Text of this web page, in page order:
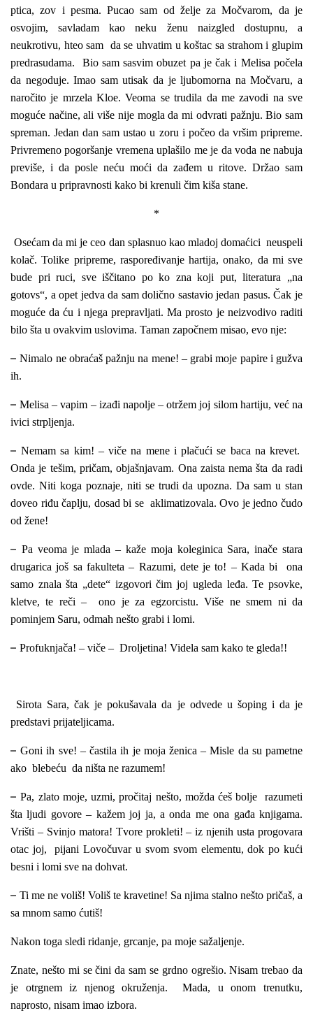
ptica, zov i pesma. Pucao sam od želje za Močvarom, da je
osvojim, savladam kao neku ženu naizgled dostupnu, a
neukrotivu, hteo sam da se uhvatim u koštac sa strahom i glupim
predrasudama. Bio sam sasvim obuzet pa je čak i Melisa počela
da negoduje. Imao sam utisak da je ljubomorna na Močvaru, a
naročito je mrzela Kloe. Veoma se trudila da me zavodi na sve
moguće načine, ali više nije mogla da mi odvrati pažnju. Bio sam
spreman. Jedan dan sam ustao u zoru i počeo da vršim pripreme.
Privremeno pogoršanje vremena uplašilo me je da voda ne nabuja
previše, i da posle neću moći da zađem u ritove. Držao sam
Bondara u pripravnosti kako bi krenuli čim kiša stane.
*
Osećam da mi je ceo dan splasnuo kao mladoj domaćici neuspeli
kolač. Tolike pripreme, raspoređivanje hartija, onako, da mi sve
bude pri ruci, sve iščitano po ko zna koji put, literatura „na
gotovs“, a opet jedva da sam dolično sastavio jedan pasus. Čak je
moguće da ću i njega prepravljati. Ma prosto je neizvodivo raditi
bilo šta u ovakvim uslovima. Taman započnem misao, evo nje:
–Nimalo ne obraćaš pažnju na mene! – grabi moje papire i gužva
ih.
–Melisa – vapim – izađi napolje – otržem joj silom hartiju, već na
ivici strpljenja.
–Nemam sa kim! – viče na mene i plačući se baca na krevet.
Onda je tešim, pričam, objašnjavam. Ona zaista nema šta da radi
ovde. Niti koga poznaje, niti se trudi da upozna. Da sam u stan
doveo riđu čaplju, dosad bi se aklimatizovala. Ovo je jedno čudo
od žene!
– Pa veoma je mlada – kaže moja koleginica Sara, inače stara
drugarica još sa fakulteta – Razumi, dete je to! – Kada bi ona
samo znala šta „dete“ izgovori čim joj ugleda leđa. Te psovke,
kletve, te reči – ono je za egzorcistu. Više ne smem ni da
pominjem Saru, odmah nešto grabi i lomi.
– Profuknjača! – viče – Droljetina! Videla sam kako te gleda!!
Sirota Sara, čak je pokušavala da je odvede u šoping i da je
predstavi prijateljicama.
–Goni ih sve! – častila ih je moja ženica – Misle da su pametne
ako blebeću da ništa ne razumem!
–Pa, zlato moje, uzmi, pročitaj nešto, možda ćeš bolje razumeti
šta ljudi govore – kažem joj ja, a onda me ona gađa knjigama.
Vrišti – Svinjo matora! Tvore prokleti! – iz njenih usta progovara
otac joj, pijani Lovočuvar u svom svom elementu, dok po kući
besni i lomi sve na dohvat.
– Ti me ne voliš! Voliš te kravetine! Sa njima stalno nešto pričaš, a
sa mnom samo ćutiš!
Nakon toga sledi ridanje, grcanje, pa moje sažaljenje.
Znate, nešto mi se čini da sam se grdno ogrešio. Nisam trebao da
je otrgnem iz njenog okruženja. Mada, u onom trenutku,
naprosto, nisam imao izbora.